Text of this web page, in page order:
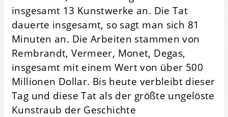
insgesamt 13 Kunstwerke an. Die Tat
dauerte insgesamt, so sagt man sich 81
Minuten an. Die Arbeiten stammen von
Rembrandt, Vermeer, Monet, Degas,
insgesamt mit einem Wert von über 500
Millionen Dollar. Bis heute verbleibt dieser
Tag und diese Tat als der größte ungelöste
Kunstraub der Geschichte